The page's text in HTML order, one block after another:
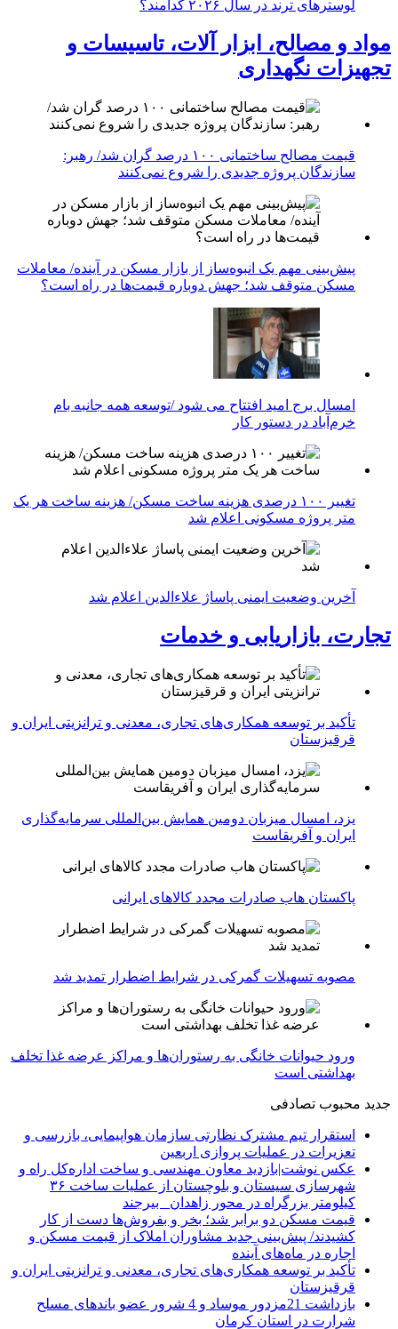
لوسترهای ترند در سال ۲۰۲۶ کدامند؟
مواد و مصالح، ابزار آلات، تاسیسات و
تجهیزات نگهداری
قیمت مصالح ساختمانی ۱۰۰ درصد گران شد/ رهبر:
سازندگان پروژه جدیدی را شروع نمی‌کنند
پیش‌بینی مهم یک انبوه‌ساز از بازار مسکن در آینده/ معاملات
مسکن متوقف شد؛ جهش دوباره قیمت‌ها در راه است؟
امسال برج امید افتتاح می شود /توسعه همه جانبه بام
خرم‌آباد در دستور کار
تغییر ۱۰۰ درصدی هزینه ساخت مسکن/ هزینه ساخت هر یک
متر پروژه مسکونی اعلام شد
آخرین وضعیت ایمنی پاساژ علاءالدین اعلام شد
تجارت، بازاریابی و خدمات
تأکید بر توسعه همکاری‌های تجاری، معدنی و ترانزیتی ایران و
قرقیزستان
یزد، امسال میزبان دومین همایش بین‌المللی سرمایه‌گذاری
ایران و آفریقاست
پاکستان هاب صادرات مجدد کالاهای ایرانی
مصوبه تسهیلات گمرکی در شرایط اضطرار تمدید شد
ورود حیوانات خانگی به رستوران‌ها و مراکز عرضه غذا تخلف
بهداشتی است
جدید محبوب تصادفی
استقرار تیم مشترک نظارتی سازمان هواپیمایی، بازرسی و
تعزیرات در عملیات پروازی اربعین
عکس نوشت|بازدید معاون مهندسی و ساخت اداره‌کل راه و
شهرسازی سیستان و بلوچستان از عملیات ساخت ۳۶
کیلومتر بزرگراه در محور زاهدان_ بیرجند
قیمت مسکن دو برابر شد؛ بخر و بفروش‌ها دست از کار
کشیدند/ پیش‌بینی جدید مشاوران املاک از قیمت مسکن و
اجاره‌ در ماه‌های آینده
تأکید بر توسعه همکاری‌های تجاری، معدنی و ترانزیتی ایران و
قرقیزستان
بازداشت 21مزدور موساد و 4 شرور عضو باندهای مسلح
شرارت در استان کرمان